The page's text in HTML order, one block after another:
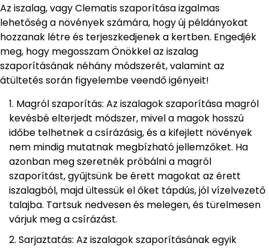
Az iszalag, vagy Clematis szaporítása izgalmas
lehetőség a növények számára, hogy új példányokat
hozzanak létre és terjeszkedjenek a kertben. Engedjék
meg, hogy megosszam Önökkel az iszalag
szaporításának néhány módszerét, valamint az
átültetés során figyelembe veendő igényeit!
Magról szaporítás: Az iszalagok szaporítása magról
kevésbé elterjedt módszer, mivel a magok hosszú
időbe telhetnek a csírázásig, és a kifejlett növények
nem mindig mutatnak megbízható jellemzőket. Ha
azonban meg szeretnék próbálni a magról
szaporítást, gyűjtsünk be érett magokat az érett
iszalagból, majd ültessük el őket tápdús, jól vízelvezető
talajba. Tartsuk nedvesen és melegen, és türelmesen
várjuk meg a csírázást.
Sarjaztatás: Az iszalagok szaporításának egyik